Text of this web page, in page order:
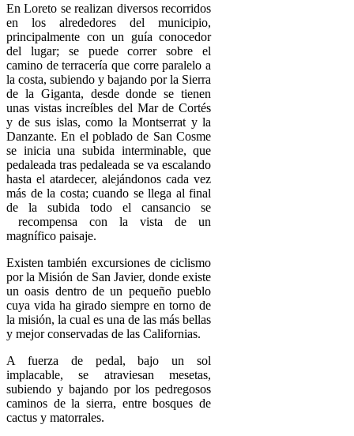
En Loreto se realizan diversos recorridos
en los alrededores del municipio,
principalmente con un guía conocedor
del lugar; se puede correr sobre el
camino de terracería que corre paralelo a
la costa, subiendo y bajando por la Sierra
de la Giganta, desde donde se tienen
unas vistas increíbles del Mar de Cortés
y de sus islas, como la Montserrat y la
Danzante. En el poblado de San Cosme
se inicia una subida interminable, que
pedaleada tras pedaleada se va escalando
hasta el atardecer, alejándonos cada vez
más de la costa; cuando se llega al final
de la subida todo el cansancio se
recompensa con la vista de un
magnífico paisaje.
Existen también excursiones de ciclismo
por la Misión de San Javier, donde existe
un oasis dentro de un pequeño pueblo
cuya vida ha girado siempre en torno de
la misión, la cual es una de las más bellas
y mejor conservadas de las Californias.
A fuerza de pedal, bajo un sol
implacable, se atraviesan mesetas,
subiendo y bajando por los pedregosos
caminos de la sierra, entre bosques de
cactus y matorrales.